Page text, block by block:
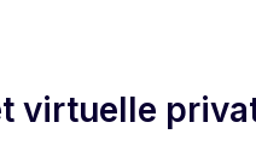
virtuelle